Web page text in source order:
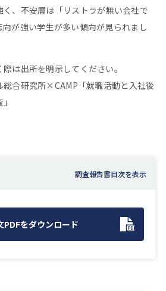
、不安層は「リストラが無い会社で
が強い学生が多い傾向が見られまし
は出所を明示してください。
総合研究所×CAMP「就職活動と入社後
PDFをダウンロード